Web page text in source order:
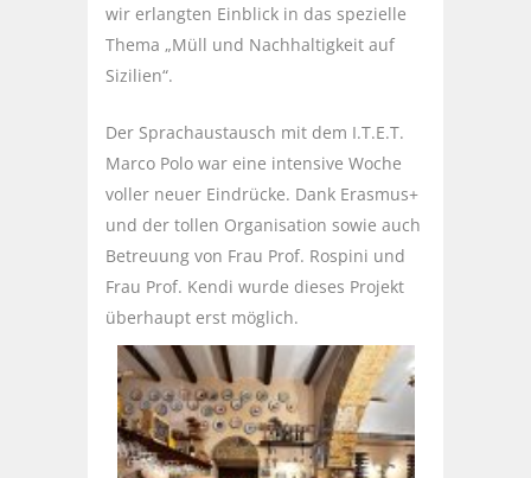
wir erlangten Einblick in das spezielle
Thema „Müll und Nachhaltigkeit auf
Sizilien“.
Der Sprachaustausch mit dem I.T.E.T.
Marco Polo war eine intensive Woche
voller neuer Eindrücke. Dank Erasmus+
und der tollen Organisation sowie auch
Betreuung von Frau Prof. Rospini und
Frau Prof. Kendi wurde dieses Projekt
überhaupt erst möglich.